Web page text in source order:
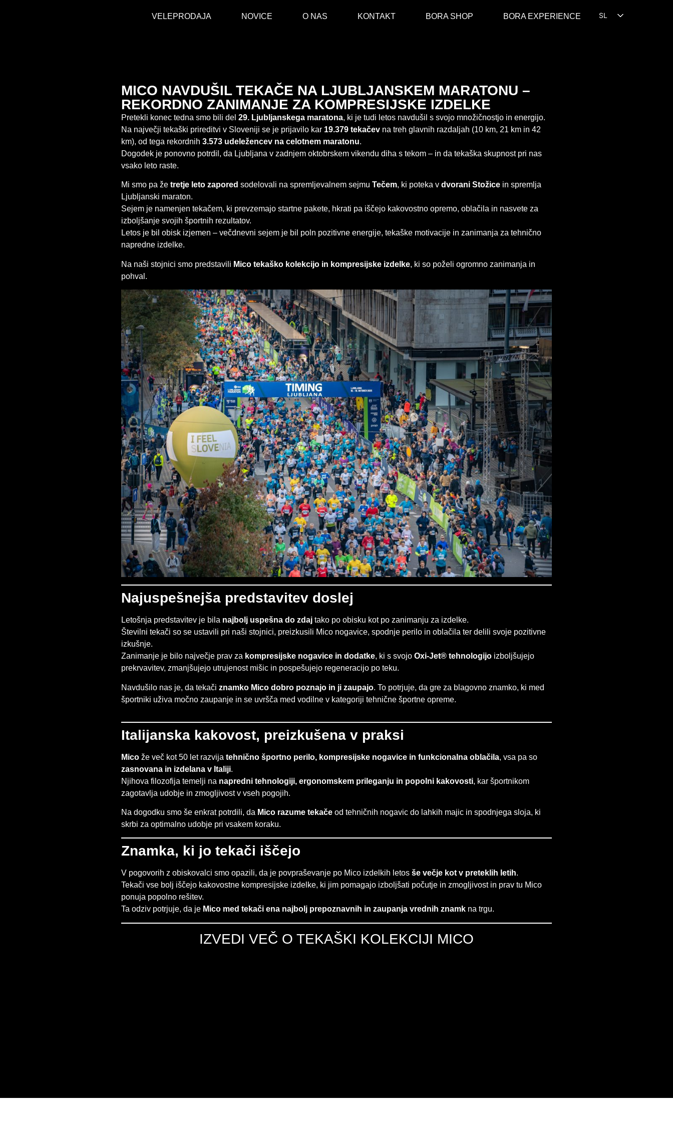
VELEPRODAJA NOVICE O NAS KONTAKT BORA SHOP BORA EXPERIENCE
SL
MICO NAVDUŠIL TEKAČE NA LJUBLJANSKEM MARATONU –
REKORDNO ZANIMANJE ZA KOMPRESIJSKE IZDELKE
Pretekli konec tedna smo bili del 29. Ljubljanskega maratona, ki je tudi letos navdušil s svojo množičnostjo in energijo.
Na največji tekaški prireditvi v Sloveniji se je prijavilo kar 19.379 tekačevna treh glavnih razdaljah (10 km, 21 km in 42
km), od tega rekordnih 3.573 udeležencev na celotnem maratonu.
Dogodek je ponovno potrdil, da Ljubljana v zadnjem oktobrskem vikendu diha s tekom – in da tekaška skupnost pri nas
vsako leto raste.
Mi smo pa že tretje leto zapored sodelovali na spremljevalnem sejmu Tečem, ki poteka v dvorani Stožicein spremlja
Ljubljanski maraton.
Sejem je namenjen tekačem, ki prevzemajo startne pakete, hkrati pa iščejo kakovostno opremo, oblačila in nasvete za
izboljšanje svojih športnih rezultatov.
Letos je bil obisk izjemen – večdnevni sejem je bil poln pozitivne energije, tekaške motivacije in zanimanja za tehnično
napredne izdelke.
Na naši stojnici smo predstavili Mico tekaško kolekcijo in kompresijske izdelke, ki so poželi ogromno zanimanja in
pohval.
Najuspešnejša predstavitev doslej
Letošnja predstavitev je bila najbolj uspešna do zdajtako po obisku kot po zanimanju za izdelke.
Številni tekači so se ustavili pri naši stojnici, preizkusili Mico nogavice, spodnje perilo in oblačila ter delili svoje pozitivne
izkušnje.
Zanimanje je bilo največje prav za kompresijske nogavice in dodatke, ki s svojo Oxi-Jet® tehnologijoizboljšujejo
prekrvavitev, zmanjšujejo utrujenost mišic in pospešujejo regeneracijo po teku.
Navdušilo nas je, da tekači znamko Mico dobro poznajo in ji zaupajo. To potrjuje, da gre za blagovno znamko, ki med
športniki uživa močno zaupanje in se uvršča med vodilne v kategoriji tehnične športne opreme.
Italijanska kakovost, preizkušena v praksi
Micože več kot 50 let razvija tehnično športno perilo, kompresijske nogavice in funkcionalna oblačila, vsa pa so
zasnovana in izdelana v Italiji.
Njihova filozofija temelji na napredni tehnologiji, ergonomskem prileganju in popolni kakovosti, kar športnikom
zagotavlja udobje in zmogljivost v vseh pogojih.
Na dogodku smo še enkrat potrdili, da Mico razume tekačeod tehničnih nogavic do lahkih majic in spodnjega sloja, ki
skrbi za optimalno udobje pri vsakem koraku.
Znamka, ki jo tekači iščejo
V pogovorih z obiskovalci smo opazili, da je povpraševanje po Mico izdelkih letos še večje kot v preteklih letih.
Tekači vse bolj iščejo kakovostne kompresijske izdelke, ki jim pomagajo izboljšati počutje in zmogljivost in prav tu Mico
ponuja popolno rešitev.
Ta odziv potrjuje, da je Mico med tekači ena najbolj prepoznavnih in zaupanja vrednih znamkna trgu.
IZVEDI VEČ O TEKAŠKI KOLEKCIJI MICO